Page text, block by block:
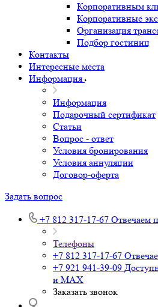
Корпоративным
Корпоративные
Организация
Подбор гостиниц
Контакты
Интересные места
Информация
Информация
Подарочный сертификат
Статьи
Вопрос - ответ
Условия бронирования
Условия аннуляции
Договор-оферта
Задать вопрос
+7 812 317-17-67 Отвечаем
Телефоны
+7 812 317-17-67
+7 921 941-39-09
и MAX
Заказать звонок